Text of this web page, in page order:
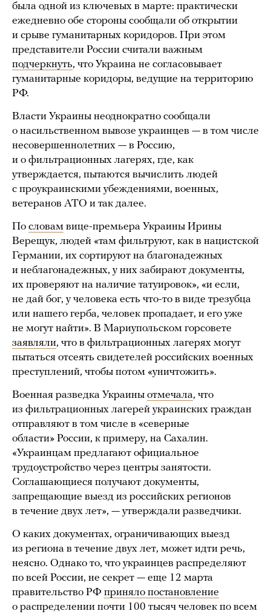
была одной из ключевых в марте: практически
ежедневно обе стороны сообщали об открытии
и срыве гуманитарных коридоров. При этом
представители России считали важным
подчеркнуть, что Украина не согласовывает
гуманитарные коридоры, ведущие на территорию
РФ.
Власти Украины неоднократно сообщали
о насильственном вывозе украинцев — в том числе
несовершеннолетних — в Россию,
и о фильтрационных лагерях, где, как
утверждается, пытаются вычислить людей
с проукраинскими убеждениями, военных,
ветеранов АТО и так далее.
По словам вице-премьера Украины Ирины
Верещук, людей «там фильтруют, как в нацистской
Германии, их сортируют на благонадежных
и неблагонадежных, у них забирают документы,
их проверяют на наличие татуировок», «и если,
не дай бог, у человека есть что-то в виде трезубца
или нашего герба, человек пропадает, и его уже
не могут найти». В Мариупольском горсовете
заявляли, что в фильтрационных лагерях могут
пытаться отсеять свидетелей российских военных
преступлений, чтобы потом «уничтожить».
Военная разведка Украины отмечала, что
из фильтрационных лагерей украинских граждан
отправляют в том числе в «северные
области» России, к примеру, на Сахалин.
«Украинцам предлагают официальное
трудоустройство через центры занятости.
Соглашающиеся получают документы,
запрещающие выезд из российских регионов
в течение двух лет», — утверждали разведчики.
О каких документах, ограничивающих выезд
из региона в течение двух лет, может идти речь,
неясно. Однако то, что украинцев распределяют
по всей России, не секрет — еще 12 марта
правительство РФ приняло постановление
о распределении почти 100 тысяч человек по всем